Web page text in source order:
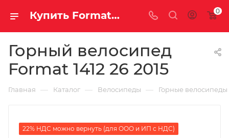
Купить Format 1412 26 2015 за рублей, а со скидкой 0
Горный велосипед
Format 1412 26 2015
Главная — Каталог — Велосипеды — Горные велосипеды
22% НДС можно вернуть (для ООО и ИП с НДС)